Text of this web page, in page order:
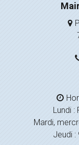
Lundi
Mardi,
Jeudi :